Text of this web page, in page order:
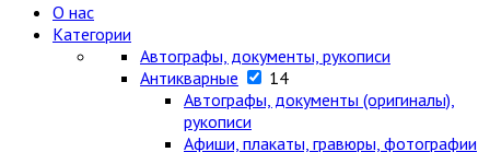
О нас
Категории
Автографы, документы, рукописи
Антикварные
14
Автографы, документы (оригиналы),
рукописи
Афиши, плакаты, гравюры, фотографии